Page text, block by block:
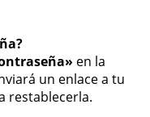
en la
un enlace a tu
restablecerla.